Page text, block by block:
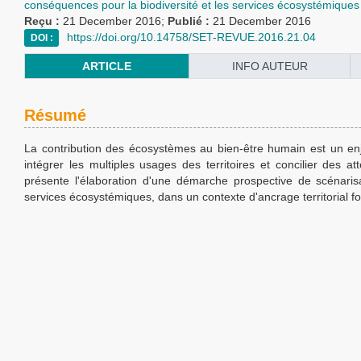
conséquences pour la biodiversité et les services écosystémiques
Reçu : 21 December 2016; Publié : 21 December 2016
DOI : https://doi.org/10.14758/SET-REVUE.2016.21.04
ARTICLE INFO AUTEUR
Résumé
La contribution des écosystèmes au bien-être humain est un
intégrer les multiples usages des territoires et concilier des
présente l'élaboration d'une démarche prospective de
services écosystémiques, dans un contexte d'ancrage territorial